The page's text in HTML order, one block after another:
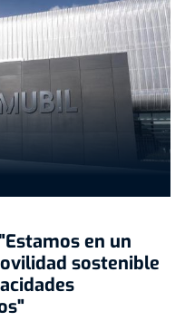
en un
sostenible